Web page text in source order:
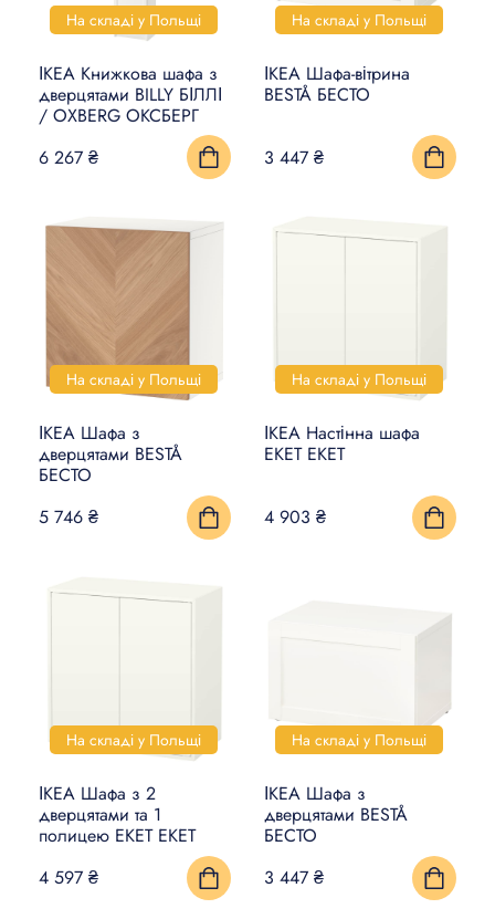
На складі у Польщі
ІКЕА Книжкова шафа з
дверцятами BILLY БІЛЛІ
/ OXBERG ОКСБЕРГ
6 267 ₴
На складі у Польщі
ІКЕА Шафа-вітрина
BESTÅ БЕСТО
3 447 ₴
На складі у Польщі
ІКЕА Шафа з
дверцятами BESTÅ
БЕСТО
5 746 ₴
На складі у Польщі
ІКЕА Настінна шафа
EKET ЕКЕТ
4 903 ₴
На складі у Польщі
ІКЕА Шафа з 2
дверцятами та 1
полицею EKET ЕКЕТ
4 597 ₴
На складі у Польщі
ІКЕА Шафа з
дверцятами BESTÅ
БЕСТО
3 447 ₴